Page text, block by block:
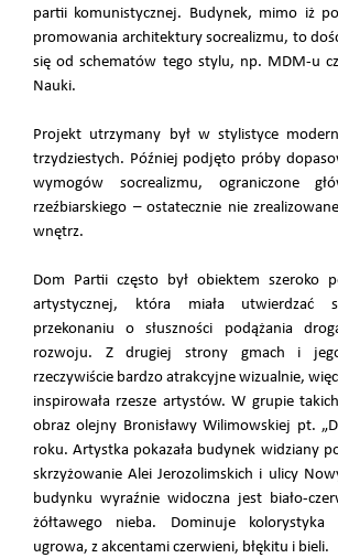
partii komunistycznej. Budynek, mimo iż
promowania architektury socrealizmu, to
się od schematów tego stylu, np. MDM-u
Nauki.
Projekt utrzymany był w stylistyce
trzydziestych. Później podjęto próby
wymogów socrealizmu, ograniczone
rzeźbiarskiego – ostatecznie nie
wnętrz.
Dom Partii często był obiektem szeroko
artystycznej, która miała utwierdzać
przekonaniu o słuszności podążania
rozwoju. Z drugiej strony gmach i
rzeczywiście bardzo atrakcyjne wizualnie,
inspirowała rzesze artystów. W grupie
obraz olejny Bronisławy Wilimowskiej pt.
roku. Artystka pokazała budynek widziany
skrzyżowanie Alei Jerozolimskich i ulicy
budynku wyraźnie widoczna jest biało-
żółtawego nieba. Dominuje kolorystyka
ugrowa, z akcentami czerwieni, błękitu i bieli.